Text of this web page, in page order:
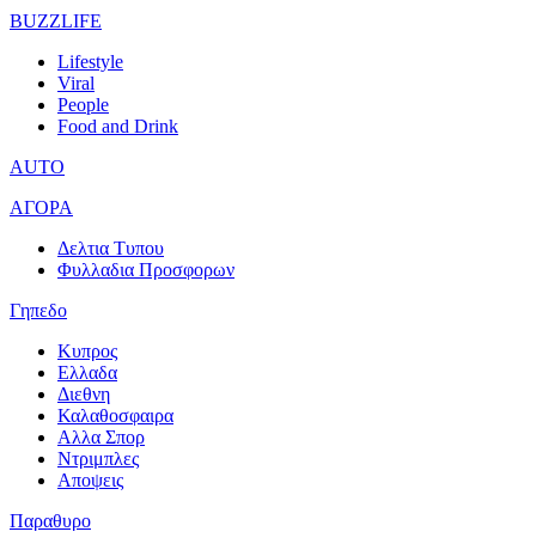
BUZZLIFE
Lifestyle
Viral
People
Food and Drink
AUTO
ΑΓΟΡΑ
Δελτια Τυπου
Φυλλαδια Προσφορων
Γηπεδο
Κυπρος
Ελλαδα
Διεθνη
Καλαθοσφαιρα
Αλλα Σπορ
Ντριμπλες
Αποψεις
Παραθυρο